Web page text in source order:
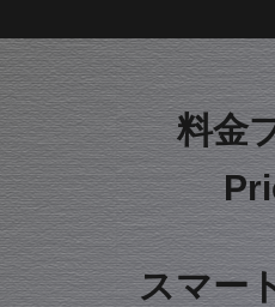
料金
スマー